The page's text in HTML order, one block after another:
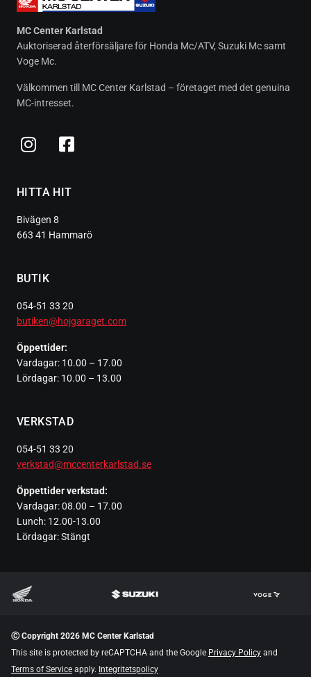
MC Center Karlstad
Auktoriserad återförsäljare för Honda Mc/ATV, Suzuki Mc samt
Voge Mc.
Välkommen till MC Center Karlstad – företaget med det genuina
MC-intresset.
HITTA HIT
Bivägen 8
663 41 Hammarö
BUTIK
054-51 33 20
butiken@hojgaraget.com
Öppettider:
Vardagar: 10.00 – 17.00
Lördagar: 10.00 – 13.00
VERKSTAD
054-51 33 20
verkstad@mccenterkarlstad.se
Öppettider verkstad:
Vardagar: 08.00 – 17.00
Lunch: 12.00-13.00
Lördagar: Stängt
Ⓒ Copyright 2026 MC Center Karlstad
This site is protected by reCAPTCHA and the Google Privacy Policy and
Terms of Service apply. Integritetspolicy